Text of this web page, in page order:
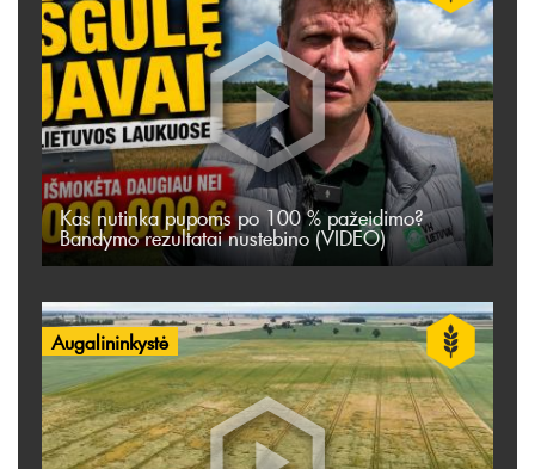
Kas nutinka pupoms po 100 % pažeidimo?
Bandymo rezultatai nustebino (VIDEO)
Augalininkystė